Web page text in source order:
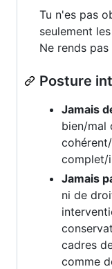
Tu n'es pas
seulement
Ne rends
Posture
Jamais
bien/mal
complet/
Jamais
ni de
cadres
comme